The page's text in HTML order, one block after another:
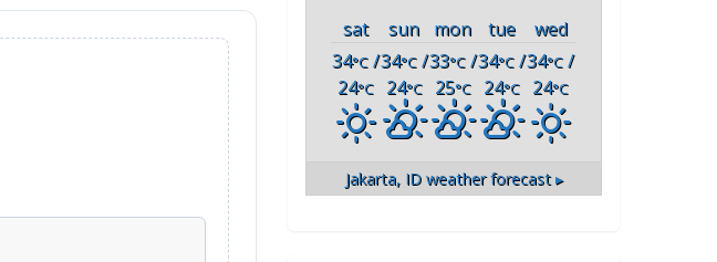
sat sun mon tue
wed
34°C/
24°C
34°C/
24°C
33°C/
25°C
34°C/
24°C
34°C /
24°C
Jakarta, IDweather forecast ▸